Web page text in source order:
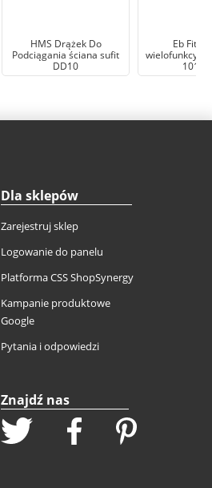
HMS Drążek Do
Podciągania ściana sufit
DD10
Eb Fit
Dla sklepów
Zarejestruj sklep
Logowanie do panelu
Platforma CSS ShopSynergy
Kampanie produktowe
Google
Pytania i odpowiedzi
Znajdź nas